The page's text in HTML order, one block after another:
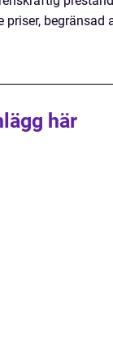
begränsad
här